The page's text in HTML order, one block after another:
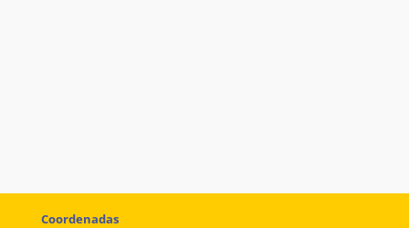
Coordenadas